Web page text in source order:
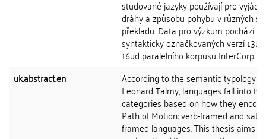
studované jazyky používají pro
dráhy a způsobu pohybu v různých
překladu. Data pro výzkum pochází ze
syntakticky označkovaných verzí
16ud paralelního korpusu InterCorp.
uk.abstract.en
According to the semantic typology of
Leonard Talmy, languages fall into
categories based on how they
Path of Motion: verb-framed and
framed languages. This thesis aims to